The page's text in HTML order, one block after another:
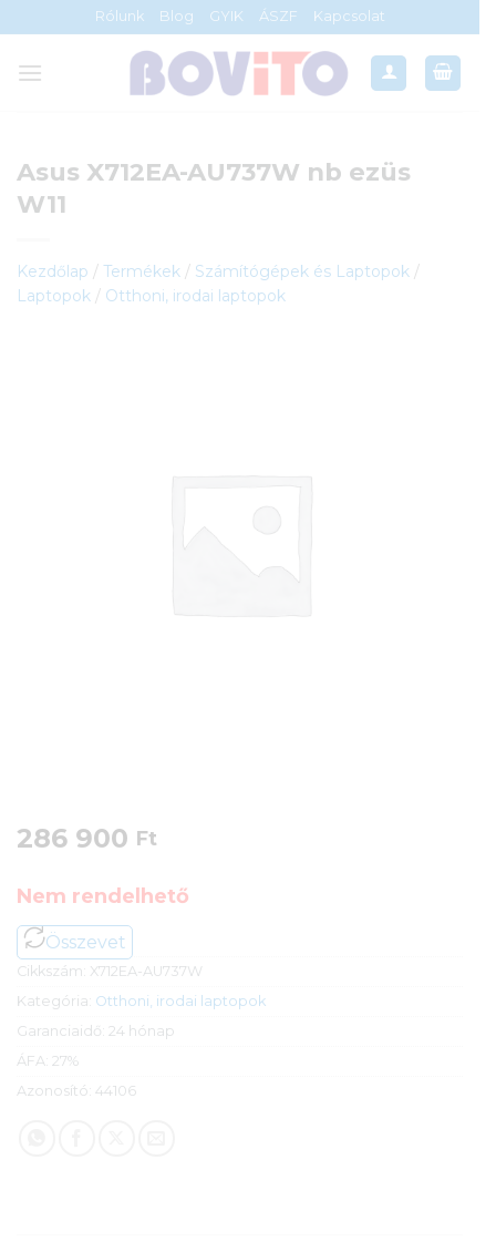
to
content
Rólunk Blog GYIK ÁSZF Kapcsolat
Asus X712EA-AU737W nb ezüs
W11
Kezdőlap / Termékek / Számítógépek és Laptopok /
Laptopok / Otthoni, irodai laptopok
286 900 Ft
Nem rendelhető
Összevet
Cikkszám: X712EA-AU737W
Kategória: Otthoni, irodai laptopok
Garanciaidő: 24 hónap
ÁFA: 27%
Azonosító: 44106